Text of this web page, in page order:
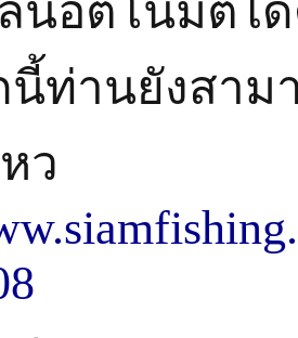
นอัตโนมัติไ
นี้ท่านยังสาม
ว